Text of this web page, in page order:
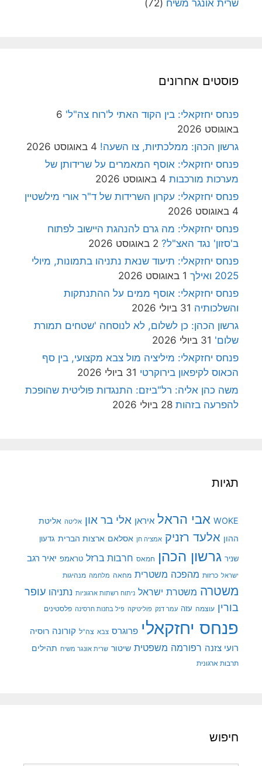
שרית אונגר משיח (72)
פוסטים אחרונים
פנחס יחזקאלי: בין הקוד האתי ל'רוח צה"ל' 6
באוגוסט 2026
גרשון הכהן: ממלכתיות, צו השעה! 4 באוגוסט 2026
פנחס יחזקאלי: אוסף המאמרים על שרידותן של
מערכות מורכבות 4 באוגוסט 2026
פנחס יחזקאלי: עקרון השרידות של ד"ר אורי מילשטיין
4 באוגוסט 2026
פנחס יחזקאלי: מה גרם להנהגת היישוב לפתוח
ב'סזון' נגד האצ"ל? 2 באוגוסט 2026
פנחס יחזקאלי: תיעוד שנאת נתניהו בתמונות, מיולי
2025 ואילך
1 באוגוסט 2026
פנחס יחזקאלי: אוסף ממים על ההתנתקות
והשלכותיה 31 ביולי 2026
גרשון הכהן: כן לשלום, לא לנוסחה 'שטחים תמורת
שלום' 31 ביולי 2026
פנחס יחזקאלי: מיליציה מול צבא מקצועי, בין סף
הכאוס לקיפאון בירוקרטי 31 ביולי 2026
משה כהן אליה: רל"ביזם: התנגדות פוליטית שהופכת
להפרעה בזהות 28 ביולי 2026
תגיות
WOKE אבי הראל איראן אלי בר און אליטה אליטת
ההון אלעד רזניק אמציה חן אסלאם ארצות הברית גדעון
שניר גרשון הכהן חמאס חרבות ברזל טראמפ יאיר רגב
ישראל כרזות מהפכה משטרית מחאה מלחמה מנהיגות
משטרה משטרת ישראל ניתוח רשתות ארגוניות נתניהו עופר
בורין עוצמה עזה עמר דנק פוליטיקה פיל בחנות חרסינה פלסטינים
פנחס יחזקאלי פרוגרס צבא צה"ל קורונה רוסיה
רועי צזנה רפורמה משפטית שיטור שרית אונגר משיח תהילים
תרבות ארגונית
חיפוש